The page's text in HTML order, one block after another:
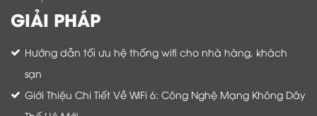
GIẢI PHÁP
Hướng dẫn tối ưu hệ thống wifi cho nhà hàng, khách
sạn
Giới Thiệu Chi Tiết Về WiFi 6: Công Nghệ Mạng Không Dây